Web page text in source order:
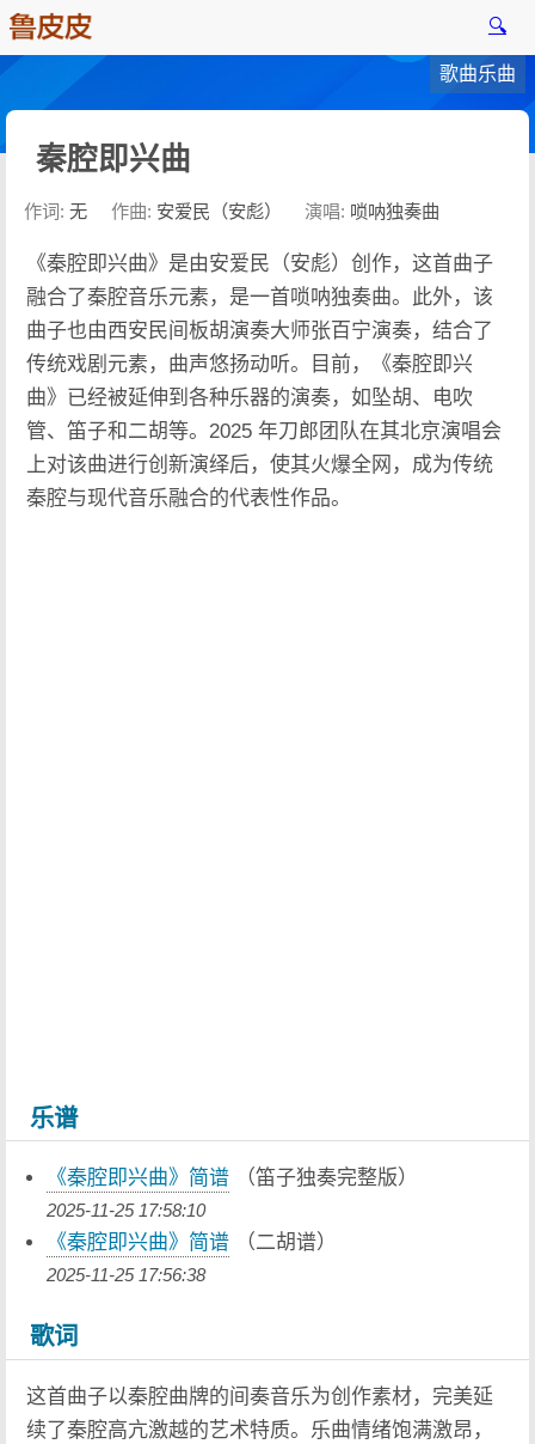
🔍
歌曲乐曲
秦腔即兴曲
作词: 无 作曲: 安爱民（安彪） 演唱: 唢呐独奏曲
《秦腔即兴曲》是由安爱民（安彪）创作，这首曲子
融合了秦腔音乐元素，是一首唢呐独奏曲。此外，该
曲子也由西安民间板胡演奏大师张百宁演奏，结合了
传统戏剧元素，曲声悠扬动听。目前，《秦腔即兴
曲》已经被延伸到各种乐器的演奏，如坠胡、电吹
管、笛子和二胡等。2025 年刀郎团队在其北京演唱会
上对该曲进行创新演绎后，使其火爆全网，成为传统
秦腔与现代音乐融合的代表性作品。
乐谱
《秦腔即兴曲》简谱 （笛子独奏完整版）
2025-11-25 17:58:10
《秦腔即兴曲》简谱 （二胡谱）
2025-11-25 17:56:38
歌词
这首曲子以秦腔曲牌的间奏音乐为创作素材，完美延
续了秦腔高亢激越的艺术特质。乐曲情绪饱满激昂，